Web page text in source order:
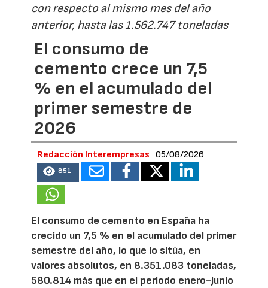
con respecto al mismo mes del año
anterior, hasta las 1.562.747 toneladas
El consumo de
cemento crece un 7,5
% en el acumulado del
primer semestre de
2026
Redacción Interempresas 05/08/2026
851
El consumo de cemento en España ha
crecido un 7,5 % en el acumulado del primer
semestre del año, lo que lo sitúa, en
valores absolutos, en 8.351.083 toneladas,
580.814 más que en el periodo enero-junio